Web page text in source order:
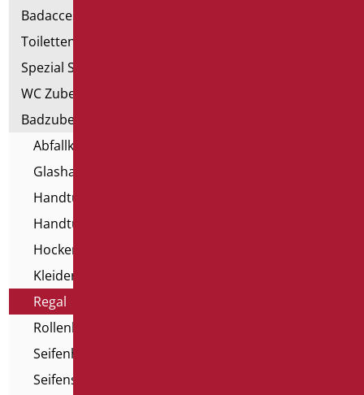
Badaccessoires
Toiletten, Bidet und ausgestattete Wände
Spezial Sanitär
WC Zubehörteil
Badzubehörteil
Abfallkorb
Glashalter
Handtuchhalter
Handtuchspender
Hocker und Sitze für Badewannen
Kleiderhaken
Regal
Rollenhalter
Seifenhalter
Seifenspender